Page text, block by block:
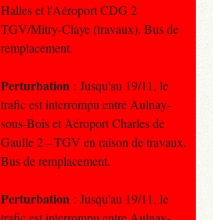
Halles et l'Aéroport CDG 2
TGV/Mitry-Claye (travaux). Bus de
remplacement.
Perturbation : Jusqu'au 19/11, le
trafic est interrompu entre Aulnay-
sous-Bois et Aéroport Charles de
Gaulle 2 – TGV en raison de travaux.
Bus de remplacement.
Perturbation : Jusqu'au 19/11, le